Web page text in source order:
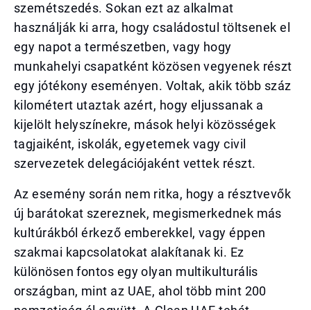
szemétszedés. Sokan ezt az alkalmat
használják ki arra, hogy családostul töltsenek el
egy napot a természetben, vagy hogy
munkahelyi csapatként közösen vegyenek részt
egy jótékony eseményen. Voltak, akik több száz
kilométert utaztak azért, hogy eljussanak a
kijelölt helyszínekre, mások helyi közösségek
tagjaiként, iskolák, egyetemek vagy civil
szervezetek delegációjaként vettek részt.
Az esemény során nem ritka, hogy a résztvevők
új barátokat szereznek, megismerkednek más
kultúrákból érkező emberekkel, vagy éppen
szakmai kapcsolatokat alakítanak ki. Ez
különösen fontos egy olyan multikulturális
országban, mint az UAE, ahol több mint 200